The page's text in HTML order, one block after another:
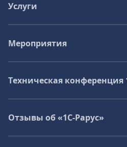
Услуги
Мероприятия
Техническая конференция
Отзывы об «1С-Рарус»